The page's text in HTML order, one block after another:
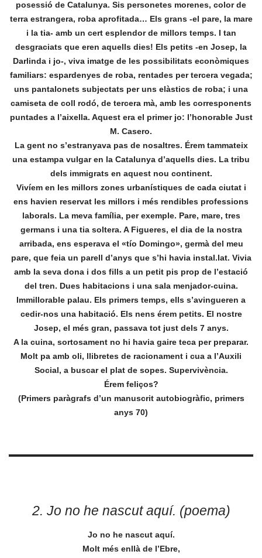
posessió de Catalunya. Sis personetes morenes, color de
terra estrangera, roba aprofitada… Els grans -el pare, la mare
i la tia- amb un cert esplendor de millors temps. I tan
desgraciats que eren aquells dies! Els petits -en Josep, la
Darlinda i jo-, viva imatge de les possibilitats econòmiques
familiars: espardenyes de roba, rentades per tercera vegada;
uns pantalonets subjectats per uns elàstics de roba; i una
camiseta de coll rodó, de tercera mà, amb les corresponents
puntades a l’aixella. Aquest era el primer jo: l’honorable Just
M. Casero.
La gent no s’estranyava pas de nosaltres. Érem tammateix
una estampa vulgar en la Catalunya d’aquells dies. La tribu
dels immigrats en aquest nou continent.
Vivíem en les millors zones urbanístiques de cada ciutat i
ens havien reservat les millors i més rendibles professions
laborals. La meva família, per exemple. Pare, mare, tres
germans i una tia soltera. A Figueres, el dia de la nostra
arribada, ens esperava el «tío Domingo», germà del meu
pare, que feia un parell d’anys que s’hi havia instal.lat. Vivia
amb la seva dona i dos fills a un petit pis prop de l’estació
del tren. Dues habitacions i una sala menjador-cuina.
Immillorable palau. Els primers temps, ells s’avingueren a
cedir-nos una habitació. Els nens érem petits. El nostre
Josep, el més gran, passava tot just dels 7 anys.
A la cuina, sortosament no hi havia gaire teca per preparar.
Molt pa amb oli, llibretes de racionament i cua a l’Auxili
Social, a buscar el plat de sopes. Supervivència.
Érem feliços?
(Primers paràgrafs d’un manuscrit autobiogràfic, primers
anys 70)
2. Jo no he nascut aquí. (poema)
Jo no he nascut aquí.
Molt més enllà de l’Ebre,